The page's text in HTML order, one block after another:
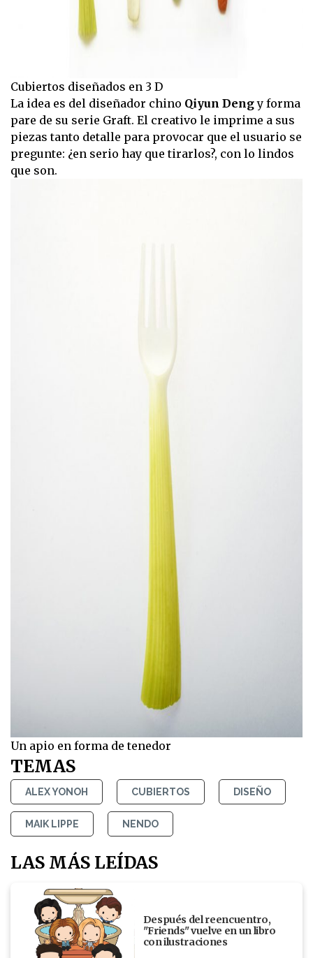
Cubiertos diseñados en 3 D
La idea es del diseñador chino Qiyun Dengy forma
pare de su serie Graft. El creativo le imprime a sus
piezas tanto detalle para provocar que el usuario se
pregunte: ¿en serio hay que tirarlos?, con lo lindos
que son.
Un apio en forma de tenedor
TEMAS
ALEX YONOH CUBIERTOS DISEÑO
MAIK LIPPE NENDO
LAS MÁS LEÍDAS
Después del reencuentro,
"Friends" vuelve en un libro
con ilustraciones